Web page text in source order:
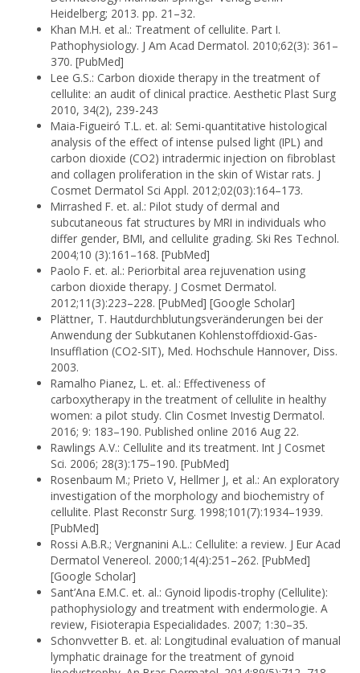
Heidelberg; 2013. pp. 21–32.
Khan M.H. et al.: Treatment of cellulite. Part I.
Pathophysiology. J Am Acad Dermatol. 2010;62(3): 361–
370. [PubMed]
Lee G.S.: Carbon dioxide therapy in the treatment of
cellulite: an audit of clinical practice. Aesthetic Plast Surg
2010, 34(2), 239-243
Maia-Figueiró T.L. et. al: Semi-quantitative histological
analysis of the effect of intense pulsed light (IPL) and
carbon dioxide (CO2) intra­dermic injection on fibroblast
and collagen proliferation in the skin of Wistar rats. J
Cosmet Dermatol Sci Appl. 2012;02(03):164–173.
Mirrashed F. et. al.: Pilot study of dermal and
subcutaneous fat structures by MRI in individuals who
differ gender, BMI, and cellulite grading. Ski Res Technol.
2004;10 (3):161–168. [PubMed]
Paolo F. et. al.: Periorbital area rejuvenation using
carbon dioxide therapy. J Cosmet Dermatol.
2012;11(3):223–228. [PubMed] [Google Scholar]
Plättner, T. Hautdurchblutungsveränderungen bei der
Anwendung der Subkutanen Kohlenstoffdioxid-Gas-
Insufflation (CO2-SIT), Med. Hochschule Hannover, Diss.
2003.
Ramalho Pianez, L. et. al.: Effectiveness of
carboxytherapy in the treatment of cellulite in healthy
women: a pilot study. Clin Cosmet Investig Dermatol.
2016; 9: 183–190. Published online 2016 Aug 22.
Rawlings A.V.: Cellulite and its treatment. Int J Cosmet
Sci. 2006; 28(3):175–190. [PubMed]
Rosenbaum M.; Prieto V, Hellmer J, et al.: An exploratory
investiga­tion of the morphology and biochemistry of
cellulite. Plast Reconstr Surg. 1998;101(7):1934–1939.
[PubMed]
Rossi A.B.R.; Vergnanini A.L.: Cellulite: a review. J Eur Acad
Dermatol Venereol. 2000;14(4):251–262. [PubMed]
[Google Scholar]
Sant’Ana E.M.C. et. al.: Gynoid lipodis-trophy (Cellulite):
pathophys­iology and treatment with endermologie. A
review, Fisioterapia Especialidades. 2007; 1:30–35.
Schonvvetter B. et. al: Longitudinal evaluation of manual
lymphatic drainage for the treatment of gynoid